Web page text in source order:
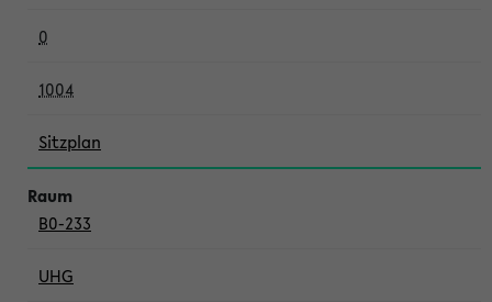
0
1004
Sitzplan
B0-233
UHG